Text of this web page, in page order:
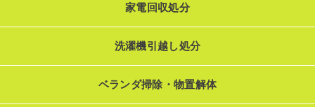
家電回収処分
洗濯機引越し処分
ベランダ掃除・物置解体